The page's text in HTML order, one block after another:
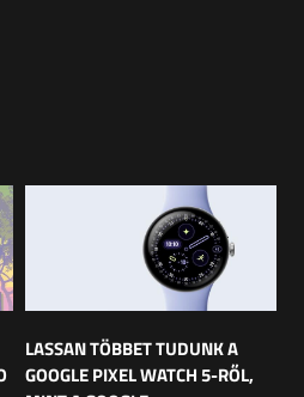
LASSAN TÖBBET TUDUNK A
GOOGLE PIXEL WATCH 5-RŐL,